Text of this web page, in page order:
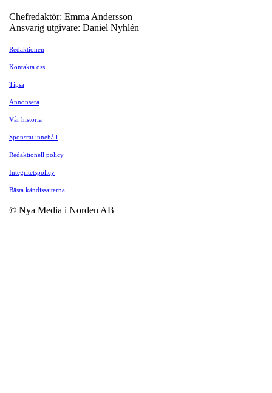
Chefredaktör: Emma Andersson
Ansvarig utgivare: Daniel Nyhlén
Redaktionen
Kontakta oss
Tipsa
Annonsera
Vår historia
Sponsrat innehåll
Redaktionell policy
Integritetspolicy
Bästa kändissajterna
© Nya Media i Norden AB